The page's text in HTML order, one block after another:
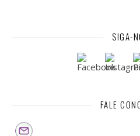
SIGA-
FALE